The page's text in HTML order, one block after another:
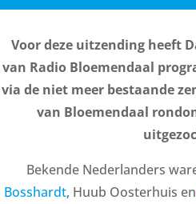
Voor deze uitzending heeft
van Radio Bloemendaal
via de niet meer bestaande
van Bloemendaal
Bekende Nederlanders
Bosshardt, Huub Oosterhuis en